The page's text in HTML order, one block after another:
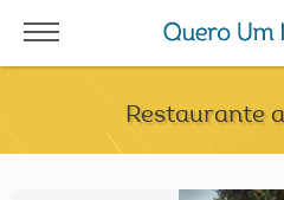
Restaurante